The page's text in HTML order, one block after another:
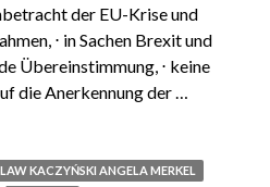
der EU-Krise und
⋅ in Sachen Brexit und
Übereinstimmung, ⋅ keine
die Anerkennung der …
aus Polen 5. Februar – 11.
KACZYŃSKI ANGELA MERKEL